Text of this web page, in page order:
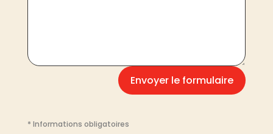
Envoyer le formulaire
* Informations obligatoires